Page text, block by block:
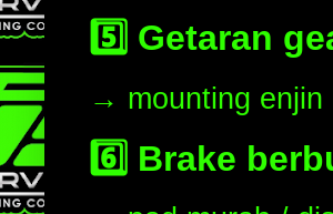
5️⃣ Getaran
→ mounting enjin
6️⃣ Brake